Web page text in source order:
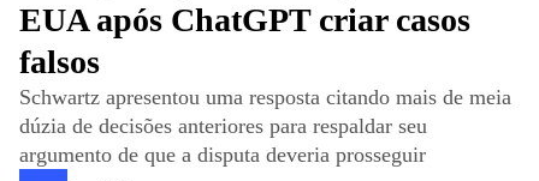
EUA após ChatGPT criar casos
falsos
Schwartz apresentou uma resposta citando mais de meia
dúzia de decisões anteriores para respaldar seu
argumento de que a disputa deveria prosseguir